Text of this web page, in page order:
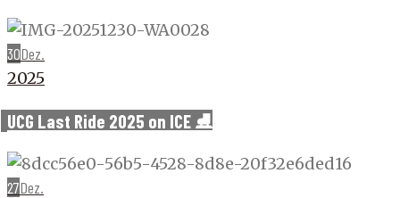
30Dez.
2025
UCG Last Ride 2025 on ICE ⛸️
27Dez.